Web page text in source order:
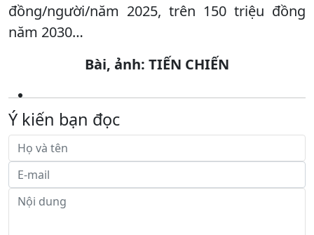
đồng/người/năm 2025, trên 150 triệu đồng
năm 2030…
Bài, ảnh: TIẾN CHIẾN
Ý kiến bạn đọc